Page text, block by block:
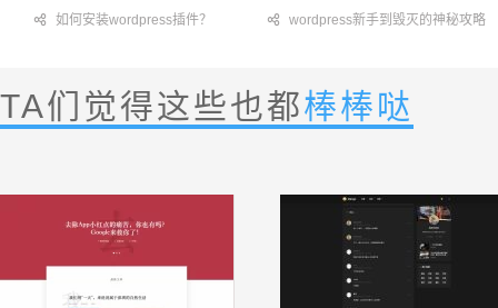
 如何安装wordpress插件？  wordpress新手到毁灭的神秘攻略
TA们觉得这些也都棒棒哒